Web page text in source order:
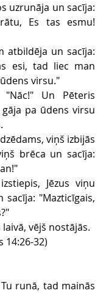
uzrunāja un sacīja:
Es tas esmu!
atbildēja un sacīja:
esi, tad liec man
virsu."
Un Pēteris
pa ūdens virsu
viņš izbijās
brēca un sacīja:
Jēzus viņu
"Mazticīgais,
vējš nostājās.
14:26-32)
runā, tad mainās